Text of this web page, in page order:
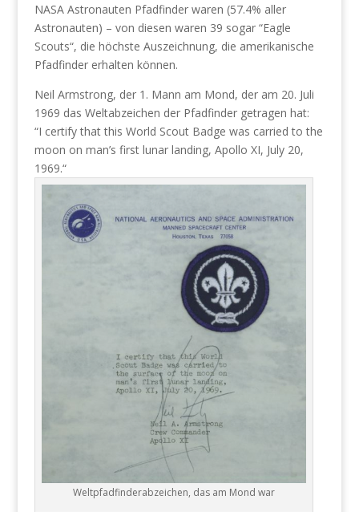
NASA Astronauten Pfadfinder waren (57.4% aller
Astronauten) – von diesen waren 39 sogar “Eagle
Scouts“, die höchste Auszeichnung, die amerikanische
Pfadfinder erhalten können.
Neil Armstrong, der 1. Mann am Mond, der am 20. Juli
1969 das Weltabzeichen der Pfadfinder getragen hat:
“I certify that this World Scout Badge was carried to the
moon on man’s first lunar landing, Apollo XI, July 20,
1969.“
Weltpfadfinderabzeichen, das am Mond war